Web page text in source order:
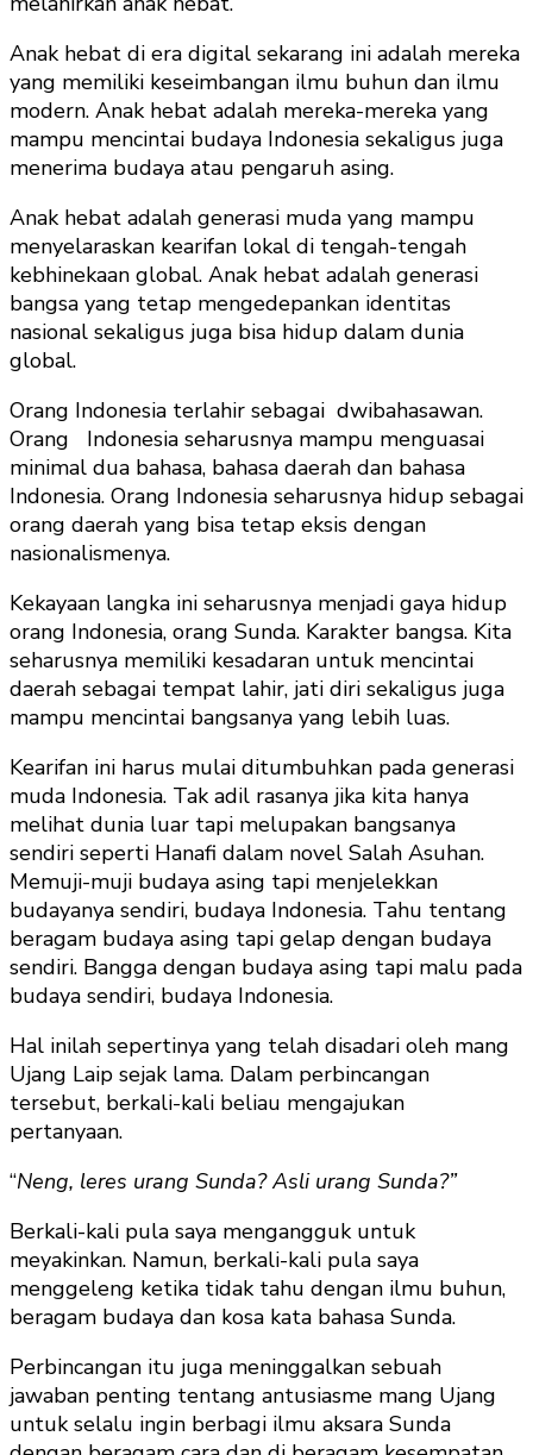
Anak hebat di era digital sekarang ini adalah mereka
yang memiliki keseimbangan ilmu buhun dan ilmu
modern. Anak hebat adalah mereka-mereka yang
mampu mencintai budaya Indonesia sekaligus juga
menerima budaya atau pengaruh asing.
Anak hebat adalah generasi muda yang mampu
menyelaraskan kearifan lokal di tengah-tengah
kebhinekaan global. Anak hebat adalah generasi
bangsa yang tetap mengedepankan identitas
nasional sekaligus juga bisa hidup dalam dunia
global.
Orang Indonesia terlahir sebagai dwibahasawan.
Orang Indonesia seharusnya mampu menguasai
minimal dua bahasa, bahasa daerah dan bahasa
Indonesia. Orang Indonesia seharusnya hidup sebagai
orang daerah yang bisa tetap eksis dengan
nasionalismenya.
Kekayaan langka ini seharusnya menjadi gaya hidup
orang Indonesia, orang Sunda. Karakter bangsa. Kita
seharusnya memiliki kesadaran untuk mencintai
daerah sebagai tempat lahir, jati diri sekaligus juga
mampu mencintai bangsanya yang lebih luas.
Kearifan ini harus mulai ditumbuhkan pada generasi
muda Indonesia. Tak adil rasanya jika kita hanya
melihat dunia luar tapi melupakan bangsanya
sendiri seperti Hanafi dalam novel Salah Asuhan.
Memuji-muji budaya asing tapi menjelekkan
budayanya sendiri, budaya Indonesia. Tahu tentang
beragam budaya asing tapi gelap dengan budaya
sendiri. Bangga dengan budaya asing tapi malu pada
budaya sendiri, budaya Indonesia.
Hal inilah sepertinya yang telah disadari oleh mang
Ujang Laip sejak lama. Dalam perbincangan
tersebut, berkali-kali beliau mengajukan
pertanyaan.
“Neng, leres urang Sunda? Asli urang Sunda?”
Berkali-kali pula saya mengangguk untuk
meyakinkan. Namun, berkali-kali pula saya
menggeleng ketika tidak tahu dengan ilmu buhun,
beragam budaya dan kosa kata bahasa Sunda.
Perbincangan itu juga meninggalkan sebuah
jawaban penting tentang antusiasme mang Ujang
untuk selalu ingin berbagi ilmu aksara Sunda